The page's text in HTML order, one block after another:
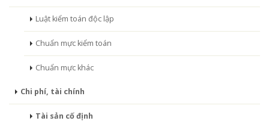
Luật kiểm toán độc lập
Chuẩn mực kiểm toán
Chuẩn mực khác
Chi phí, tài chính
Tài sản cố định